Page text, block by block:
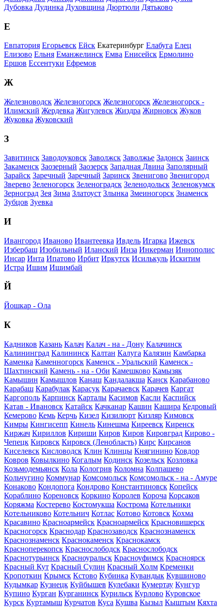
Дубовка Дудинка Духовщина Дюртюли Дятьково
Е
Евпатория Егорьевск Ейск Екатеринбург Елабуга Елец
Елизово Ельня Еманжелинск Емва Енисейск Ермолино
Ершов Ессентуки Ефремов
Ж
Железноводск Железногорск Железногорск Железногорск -
Илимский Жердевка Жигулевск Жиздра Жирновск Жуков
Жуковка Жуковский
З
Завитинск Заводоуковск Заволжск Заволжье Задонск Заинск
Закаменск Заозерный Заозерск Западная Двина Заполярный
Зарайск Заречный Заречный Заринск Звенигово Звенигород
Зверево Зеленогорск Зеленоградск Зеленодольск Зеленокумск
Зерноград Зея Зима Златоуст Злынка Змеиногорск Знаменск
Зубцов Зуевка
И
Ивангород Иваново Ивантеевка Ивдель Игарка Ижевск
Избербаш Изобильный Иланский Инза Инкерман Иннополис
Инсар Инта Ипатово Ирбит Иркутск Исилькуль Искитим
Истра Ишим Ишимбай
Й
Йошкар - Ола
К
Кадников Казань Калач Калач - на - Дону Калачинск
Калининград Калининск Калтан Калуга Калязин Камбарка
Каменка Каменногорск Каменск - Уральский Каменск -
Шахтинский Камень - на - Оби Камешково Камызяк
Камышин Камышлов Канаш Кандалакша Канск Карабаново
Карабаш Карабулак Карасук Карачаевск Карачев Каргат
Каргополь Карпинск Карталы Касимов Касли Каспийск
Катав - Ивановск Катайск Качканар Кашин Кашира Кедровый
Кемерово Кемь Керчь Кизел Кизилюрт Кизляр Кимовск
Кимры Кингисепп Кинель Кинешма Киреевск Киренск
Киржач Кириллов Кириши Киров Киров Кировград Кирово -
Чепецк Кировск Кировск (Ленобласть) Кирс Кирсанов
Киселевск Кисловодск Клин Клинцы Княгинино Ковдор
Ковров Ковылкино Когалым Кодинск Козельск Козловка
Козьмодемьянск Кола Кологрив Коломна Колпашево
Кольчугино Коммунар Комсомольск Комсомольск - на - Амуре
Конаково Кондопога Кондрово Константиновск Копейск
Кораблино Кореновск Коркино Королев Короча Корсаков
Коряжма Костерево Костомукша Кострома Котельники
Котельниково Котельнич Котлас Котово Котовск Кохма
Красавино Красноармейск Красноармейск Красновишерск
Красногорск Краснодар Краснозаводск Краснознаменск
Краснознаменск Краснокаменск Краснокамск
Красноперекопск Краснослободск Краснослободск
Краснотурьинск Красноуральск Красноуфимск Красноярск
Красный Кут Красный Сулин Красный Холм Кременки
Кропоткин Крымск Кстово Кубинка Кувандык Кувшиново
Кудымкар Кузнецк Куйбышев Кулебаки Кумертау Кунгур
Купино Курган Курганинск Курильск Курлово Куровское
Курск Куртамыш Курчатов Куса Кушва Кызыл Кыштым Кяхта